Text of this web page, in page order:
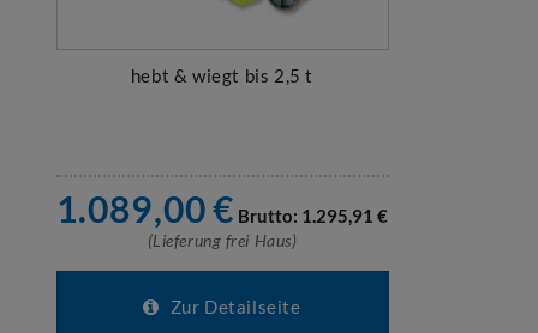
hebt & wiegt bis 2,5 t
1.089,00€ Brutto: 1.295,91 €
(Lieferung frei Haus)
Zur Detailseite